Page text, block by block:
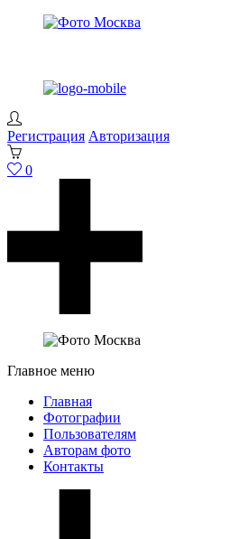
Регистрация Авторизация
0
Главное меню
Главная
Фотографии
Пользователям
Авторам фото
Контакты